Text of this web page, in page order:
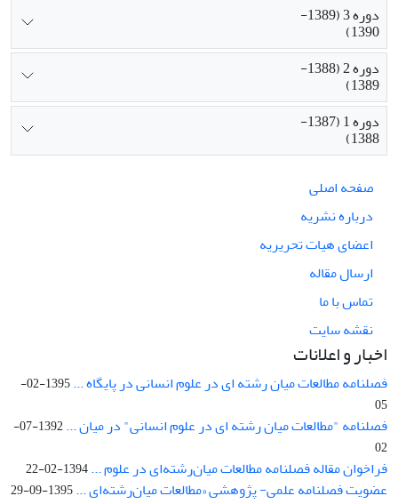
دوره 3 (1389-
1390)
دوره 2 (1388-
1389)
دوره 1 (1387-
1388)
صفحه اصلی
درباره نشریه
اعضای هیات تحریریه
ارسال مقاله
تماس با ما
نقشه سایت
اخبار و اعلانات
فصلنامه مطالعات میان رشته ای در علوم انسانی در پایگاه ...
1395-02-
05
فصلنامه "مطالعات میان رشته ای در علوم انسانی" در میان ...
1392-07-
02
فراخوان مقاله فصلنامه مطالعات میان‌رشته‌ای در علوم ...1394-02-22
عضویت فصلنامه علمی- پژوهشی «مطالعات میان‌رشته‌ای ...1395-09-29